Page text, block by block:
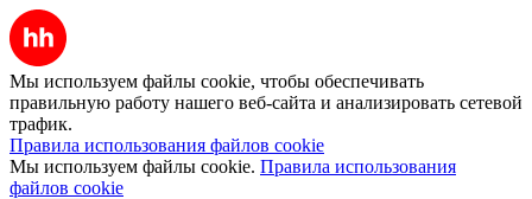
Мы используем файлы cookie, чтобы обеспечивать
правильную работу нашего веб-сайта и анализировать сетевой
трафик.
Правила использования файлов cookie
Мы используем файлы cookie. Правила использования
файлов cookie